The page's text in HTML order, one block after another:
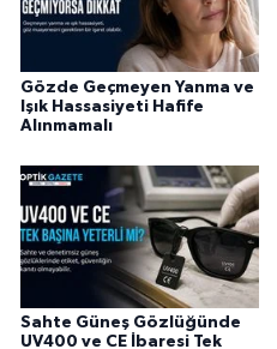
Gözde Geçmeyen Yanma ve
Işık Hassasiyeti Hafife
Alınmamalı
Sahte Güneş Gözlüğünde
UV400 ve CE İbaresi Tek